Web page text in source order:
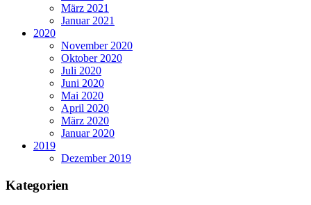
März 2021
Januar 2021
2020
November 2020
Oktober 2020
Juli 2020
Juni 2020
Mai 2020
April 2020
März 2020
Januar 2020
2019
Dezember 2019
Kategorien